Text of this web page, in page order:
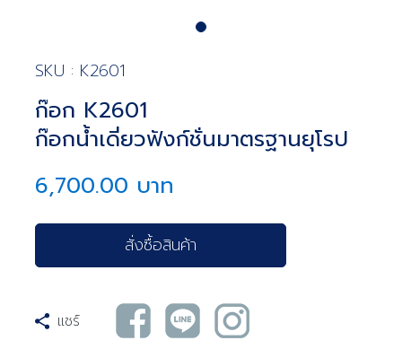
SKU : K2601
ก๊อก K2601
ก๊อกน้ำเดี่ยวฟังก์ชั่นมาตรฐานยุโรป
6,700.00 บาท
สั่งซื้อสินค้า
แชร์